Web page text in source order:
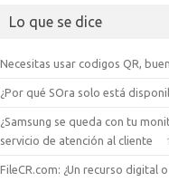
Lo que se dice
Necesitas usar codigos QR,
¿Por qué SOra solo está
¿Samsung se queda con tu
servicio de atención al cliente
FileCR.com: ¿Un recurso digital